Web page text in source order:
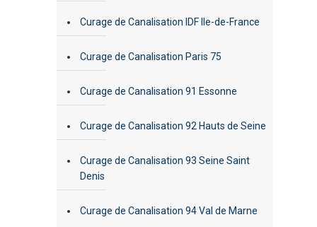
Curage de Canalisation IDF Ile-de-France
Curage de Canalisation Paris 75
Curage de Canalisation 91 Essonne
Curage de Canalisation 92 Hauts de Seine
Curage de Canalisation 93 Seine Saint
Denis
Curage de Canalisation 94 Val de Marne